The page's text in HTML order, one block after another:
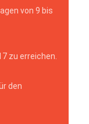
von 9 bis
zu erreichen.
den